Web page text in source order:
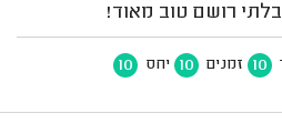
רושם טוב מאוד!
10 זמנים 10 יחס 10